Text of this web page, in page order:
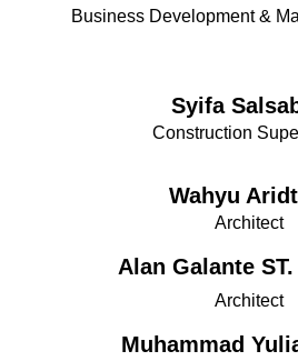
Business Development &
Syifa
Construction
Architect
Wahyu
Architect
Alan Galante
Muhammad